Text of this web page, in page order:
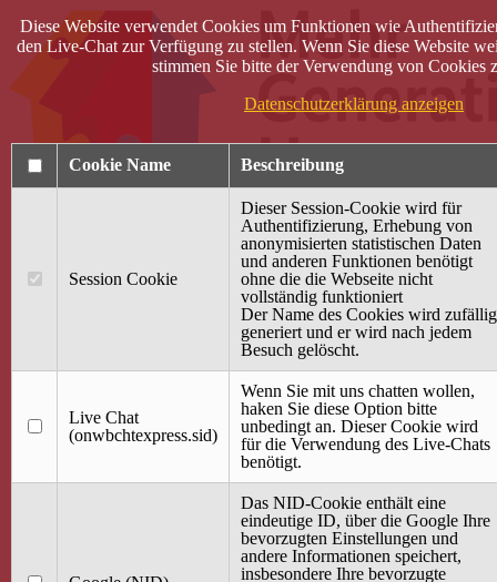
40 Jahre Mütterzentrum
Terminkalender
Gemeinsam aktiv
Gemeinsam unterwegs
wirFAIRändern
Angebot / Kurs suchen
Diese Website verwendet Cookies um Funktionen wie
den Live-Chat zur Verfügung zu stellen. Wenn Sie diese Website
stimmen Sie bitte der Verwendung von Cookies
Datenschutzerklärung anzeigen
Cookie Name Beschreibung
Session Cookie
Dieser Session-Cookie wird für
Authentifizierung, Erhebung von
anonymisierten statistischen Daten
und anderen Funktionen benötigt
ohne die die Webseite nicht
vollständig funktioniert
Der Name des Cookies wird zufällig
generiert und er wird nach jedem
Besuch gelöscht.
Live Chat
(onwbchtexpress.sid)
Wenn Sie mit uns chatten wollen,
haken Sie diese Option bitte
unbedingt an. Dieser Cookie wird
für die Verwendung des Live-Chats
benötigt.
Das NID-Cookie enthält eine
eindeutige ID, über die Google Ihre
bevorzugten Einstellungen und
andere Informationen speichert,
insbesondere Ihre bevorzugte